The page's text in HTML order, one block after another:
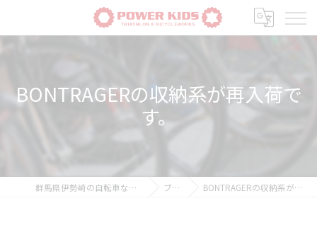
BONTRAGERの収納系が再入荷で
す。
群馬県伊勢崎の自転車ならPOWER-KIDS ブログ BONTRAGERの収納系が再入荷です。